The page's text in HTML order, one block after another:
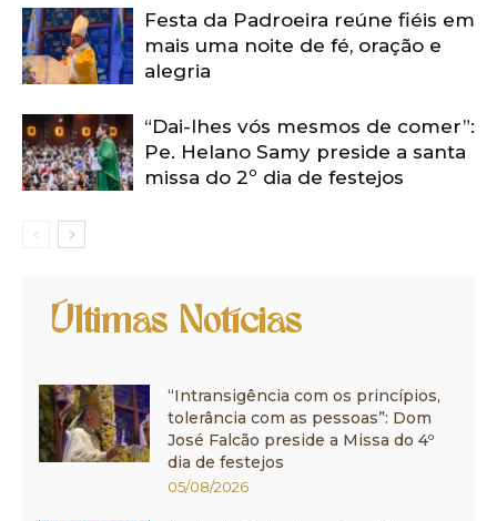
Festa da Padroeira reúne fiéis em
mais uma noite de fé, oração e
alegria
“Dai-lhes vós mesmos de comer”:
Pe. Helano Samy preside a santa
missa do 2º dia de festejos
Últimas Notícias
“Intransigência com os princípios,
tolerância com as pessoas”: Dom
José Falcão preside a Missa do 4º
dia de festejos
05/08/2026